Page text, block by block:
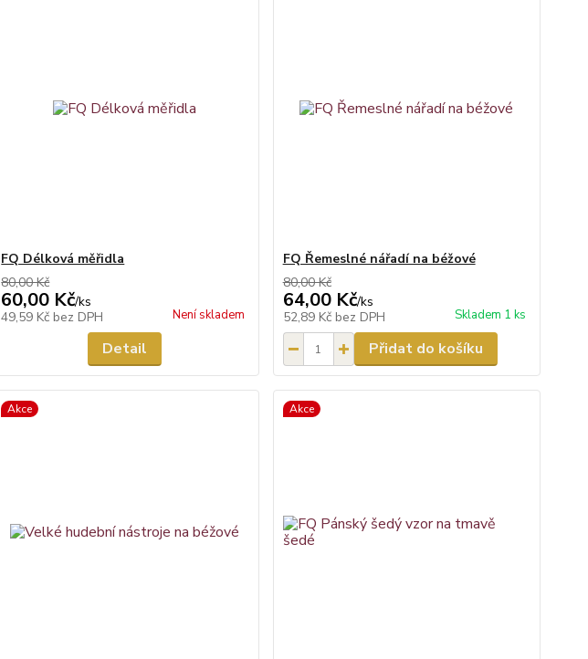
FQ Délková měřidla
80,00 Kč
60,00 Kč/ks
49,59 Kč bez DPH Není skladem
Detail
FQ Řemeslné nářadí na béžové
80,00 Kč
64,00 Kč/ks
52,89 Kč bez DPH Skladem 1 ks
Přidat do košíku
Akce Akce